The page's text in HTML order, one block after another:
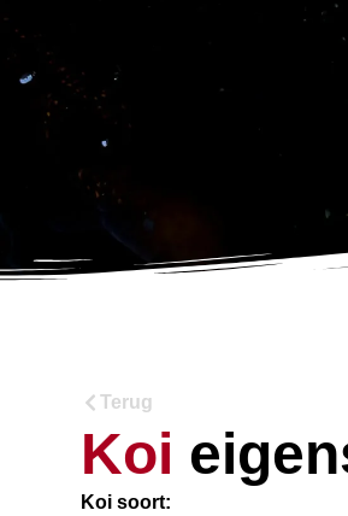
Terug
Koi
Koi soort: